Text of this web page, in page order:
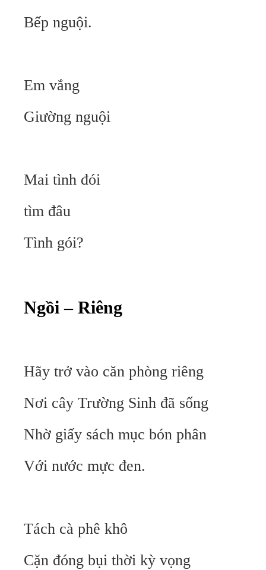
Bếp nguội.
Em vắng
Giường nguội
Mai tình đói
tìm đâu
Tình gói?
Ngồi – Riêng
Hãy trở vào căn phòng riêng
Nơi cây Trường Sinh đã sống
Nhờ giấy sách mục bón phân
Với nước mực đen.
Tách cà phê khô
Cặn đóng bụi thời kỳ vọng